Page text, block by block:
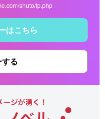
shuto/lp.php
はこちら
る